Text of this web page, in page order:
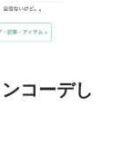
コーデし